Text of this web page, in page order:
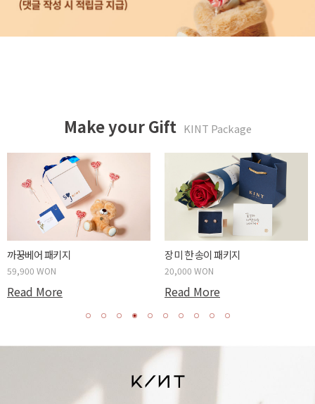
Make your Gift KINT Package
까꿍베어 패키지
59,900 WON
Read More
장미 한 송이 패키지
20,000 WON
Read More